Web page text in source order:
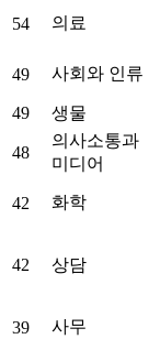
54 의료
49 사회와 인류
49
생물
48
의사소통과
미디어
42 화학
42 상담
39 사무